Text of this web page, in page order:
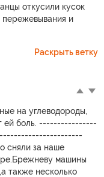
откусили кусок
пережевывания и
Раскрыть ветку
на углеводороды,
ей боль. ----------------
сняли за наше
машины
также несколько